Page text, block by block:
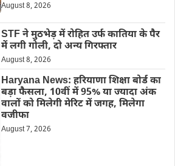
August 8, 2026
STF ने मुठभेड़ में रोहित उर्फ कातिया के पैर
में लगी गोली, दो अन्य गिरफ्तार
August 8, 2026
Haryana News: हरियाणा शिक्षा बोर्ड का
बड़ा फैसला, 10वीं में 95% या ज्यादा अंक
वालों को मिलेगी मेरिट में जगह, मिलेगा
वजीफा
August 7, 2026